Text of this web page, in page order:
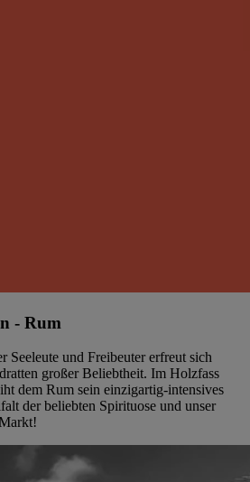
- Rum
Seeleute und Freibeuter erfreut sich
großer Beliebtheit. Im Holzfass
dem Rum sein einzigartig-intensives
der beliebten Spirituose und unser